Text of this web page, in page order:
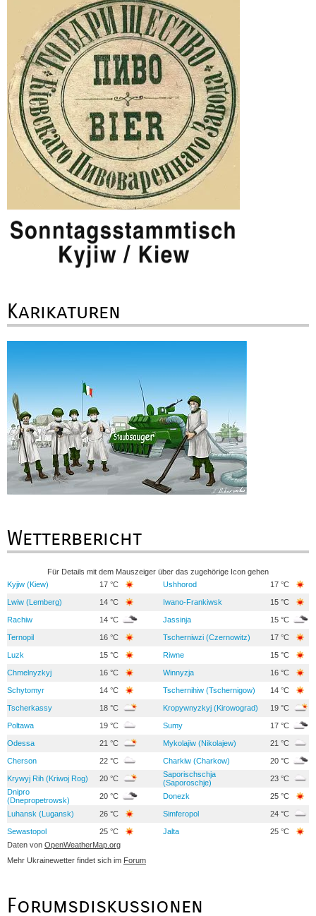
Karikaturen
Wetterbericht
Für Details mit dem Mauszeiger über das zugehörige Icon gehen
Kyjiw (Kiew)
17 °C Ushhorod 17 °C
Lwiw (Lemberg) 14 °C Iwano-Frankiwsk 15 °C
Rachiw 14 °C Jassinja 15 °C
Ternopil 16 °C Tscherniwzi (Czernowitz) 17 °C
Luzk 15 °C Riwne 15 °C
Chmelnyzkyj 16 °C Winnyzja 16 °C
Schytomyr 14 °C Tschernihiw (Tschernigow) 14 °C
Tscherkassy 18 °C Kropywnyzkyj (Kirowograd) 19 °C
Poltawa 19 °C Sumy 17 °C
Odessa 21 °C Mykolajiw (Nikolajew) 21 °C
Cherson 22 °C Charkiw (Charkow) 20 °C
Krywyj Rih (Kriwoj Rog) 20 °C
Saporischschja
(Saporoschje)
23 °C
Dnipro
(Dnepropetrowsk)
20 °C Donezk 25 °C
Luhansk (Lugansk) 26 °C Simferopol 24 °C
Sewastopol 25 °C Jalta
25 °C
Daten von OpenWeatherMap.org
Mehr Ukrainewetter findet sich im Forum
Forumsdiskussionen